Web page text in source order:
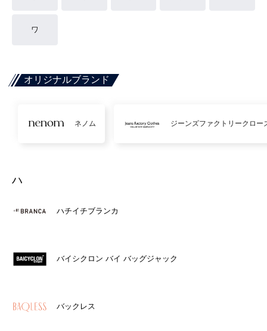
ワ
オリジナルブランド
ネノム ジーンズファクトリークロー
ハ
ハチイチブランカ
バイシクロン バイ バッグジャック
バックレス